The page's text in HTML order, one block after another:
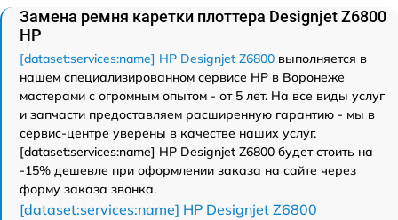
Замена ремня каретки плоттера Designjet Z6800
HP
[dataset:services:name] HP Designjet Z6800 выполняется в
нашем специализированном сервисе HP в Воронеже
мастерами с огромным опытом - от 5 лет. На все виды услуг
и запчасти предоставляем расширенную гарантию - мы в
сервис-центре уверены в качестве наших услуг.
[dataset:services:name] HP Designjet Z6800 будет стоить на
-15% дешевле при оформлении заказа на сайте через
форму заказа звонка.
[dataset:services:name] HP Designjet Z6800